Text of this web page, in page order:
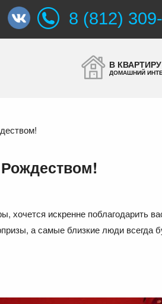
8 (812)
В КВАРТИРУ
ДОМАШНИЙ
искренне поблагодарить
а самые близкие люди всегда